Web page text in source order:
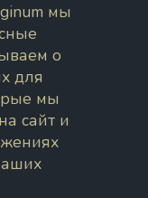
мы
о
для
мы
сайт и